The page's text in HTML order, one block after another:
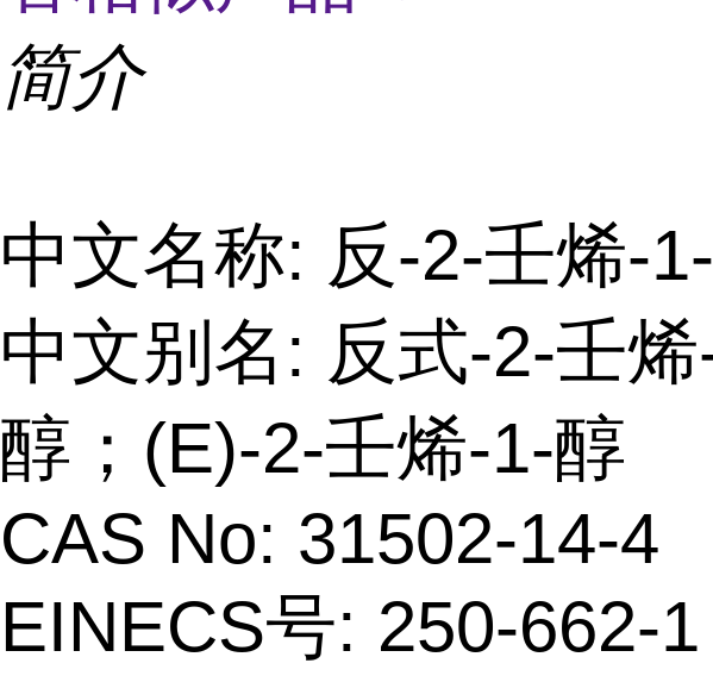
简介
中文名称: 反-2-壬烯-
中文别名: 反式-2-壬
醇；(E)-2-壬烯-1-醇
CAS No: 31502-14-4
EINECS号: 250-662-1